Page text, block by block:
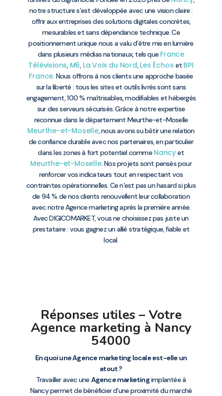
notre structure s’est développée avec une vision claire :
offrir aux entreprises des solutions digitales concrètes,
mesurables et sans dépendance technique. Ce
positionnement unique nous a valu d’être mis en lumière
dans plusieurs médias nationaux, tels que France
Télévisions, M6, La Voix du Nord,Les Échos et BPI
France. Nous offrons à nos clients une approche basée
sur la liberté : tous les sites et outils livrés sont sans
engagement, 100 % maîtrisables, modifiables et hébergés
sur des serveurs sécurisés. Grâce à notre expertise
reconnue dans le département Meurthe-et-Moselle
Meurthe-et-Moselle, nous avons su bâtir une relation
de confiance durable avec nos partenaires, en particulier
dans les zones à fort potentiel comme Nancyet
Meurthe-et-Moselle. Nos projets sont pensés pour
renforcer vos indicateurs tout en respectant vos
contraintes opérationnelles. Ce n’est pas un hasard si plus
de 94 % de nos clients renouvellent leur collaboration
avec notre Agence marketing après la première année.
Avec DIGICOMARKET, vous ne choisissez pas juste un
prestataire : vous gagnez un allié stratégique, fiable et
local.
Réponses utiles – Votre
Agence marketing à Nancy
54000
En quoi une Agence marketing locale est-elle un
atout ?
Travailler avec une Agence marketingimplantée à
Nancy permet de bénéficier d’une proximité du marché